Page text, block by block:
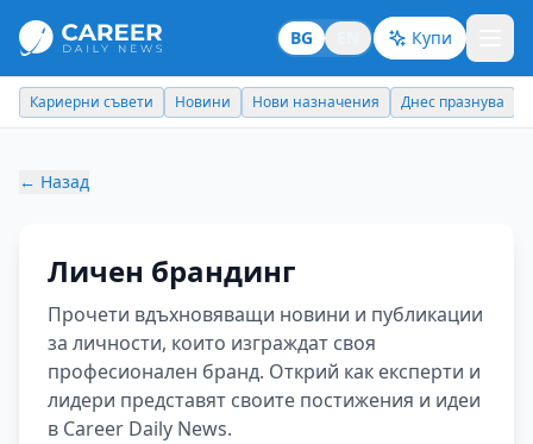
BG Купи
Кариерни съвети Новини Нови назначения Днес празнува
← Назад
Личен брандинг
Прочети вдъхновяващи новини и публикации
за личности, които изграждат своя
професионален бранд. Открий как експерти и
лидери представят своите постижения и идеи
в Career Daily News.